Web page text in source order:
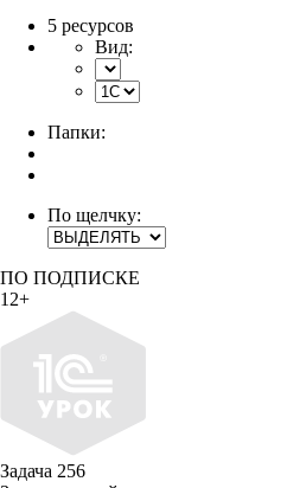
5 ресурсов
Вид:
Папки:
По щелчку:
ПО ПОДПИСКЕ
12+
Задача 256